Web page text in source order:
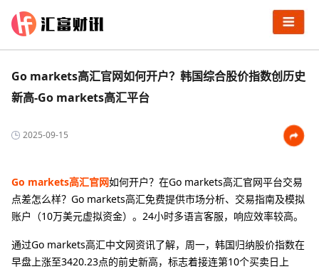
Go markets高汇官网如何开户？韩国综合股价指数创历史
新高-Go markets高汇平台
2025-09-15
Go markets高汇官网如何开户？在Go markets高汇官网平台交易
点差怎么样？Go markets高汇免费提供市场分析、交易指南及模拟
账户（10万美元虚拟资金）‌。24小时多语言客服，响应效率较高‌。
通过Go markets高汇中文网资讯了解，周一，韩国归纳股价指数在
早盘上涨至3420.23点的前史新高，标志着接连第10个买卖日上